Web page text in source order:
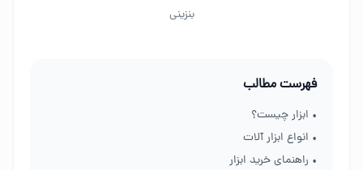
بنزینی
فهرست مطالب
• ابزار چیست؟
• انواع ابزار آلات
• راهنمای خرید ابزار